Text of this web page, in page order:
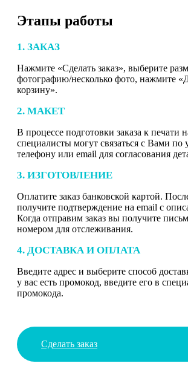
Этапы работы
1. ЗАКАЗ
Нажмите «Сделать заказ», выберите
фотографию/несколько фото, нажмите
корзину».
2. МАКЕТ
В процессе подготовки заказа к печати
специалисты могут связаться с Вами по
телефону или email для согласования
3. ИЗГОТОВЛЕНИЕ
Оплатите заказ банковской картой.
получите подтверждение на email с
Когда отправим заказ вы получите
номером для отслеживания.
4. ДОСТАВКА И ОПЛАТА
Введите адрес и выберите способ
у вас есть промокод, введите его в
промокода.
Сделать заказ